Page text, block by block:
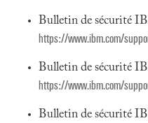
Bulletin de sécurité
https://www.ibm.com/
Bulletin de sécurité
https://www.ibm.com/
Bulletin de sécurité